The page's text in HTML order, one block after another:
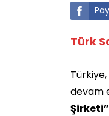
Türk
devam